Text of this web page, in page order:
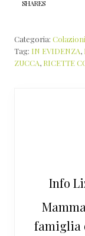
SHARES
Categoria:
Tag: IN EVIDENZA,
ZUCCA, RICETTE
Info
famiglia